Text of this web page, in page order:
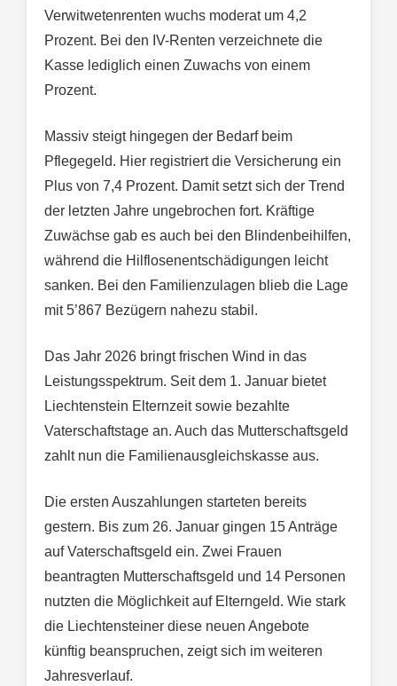
Verwitwetenrenten wuchs moderat um 4,2
Prozent. Bei den IV-Renten verzeichnete die
Kasse lediglich einen Zuwachs von einem
Prozent.
Massiv steigt hingegen der Bedarf beim
Pflegegeld. Hier registriert die Versicherung ein
Plus von 7,4 Prozent. Damit setzt sich der Trend
der letzten Jahre ungebrochen fort. Kräftige
Zuwächse gab es auch bei den Blindenbeihilfen,
während die Hilflosenentschädigungen leicht
sanken. Bei den Familienzulagen blieb die Lage
mit 5’867 Bezügern nahezu stabil.
Das Jahr 2026 bringt frischen Wind in das
Leistungsspektrum. Seit dem 1. Januar bietet
Liechtenstein Elternzeit sowie bezahlte
Vaterschaftstage an. Auch das Mutterschaftsgeld
zahlt nun die Familienausgleichskasse aus.
Die ersten Auszahlungen starteten bereits
gestern. Bis zum 26. Januar gingen 15 Anträge
auf Vaterschaftsgeld ein. Zwei Frauen
beantragten Mutterschaftsgeld und 14 Personen
nutzten die Möglichkeit auf Elterngeld. Wie stark
die Liechtensteiner diese neuen Angebote
künftig beanspruchen, zeigt sich im weiteren
Jahresverlauf.